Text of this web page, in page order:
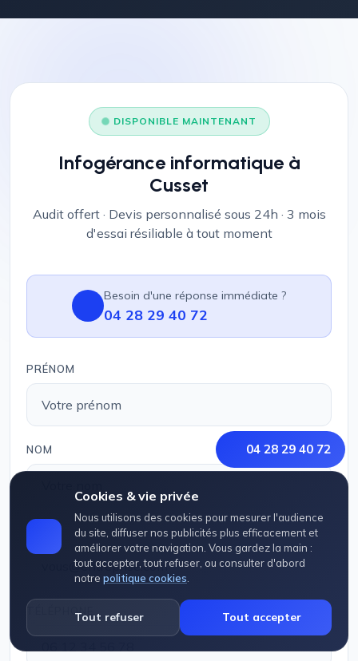
04 28 29 40 72
Cookies & vie privée
Nous utilisons des cookies pour mesurer l'audience
du site, diffuser nos publicités plus efficacement et
améliorer votre navigation. Vous gardez la main :
tout accepter, tout refuser, ou consulter d'abord
notre politique cookies
Tout refuser Tout accepter
DISPONIBLE MAINTENANT
Infogérance informatique à
Cusset
Audit offert · Devis personnalisé sous 24h · 3 mois
d'essai résiliable à tout moment
Besoin d'une réponse immédiate ?
04 28 29 40 72
PRÉNOM
NOM
EMAIL
TÉLÉPHONE